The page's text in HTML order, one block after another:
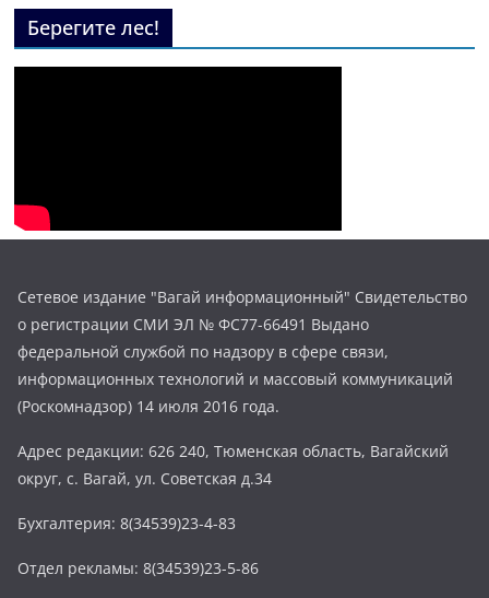
Берегите лес!
Сетевое издание "Вагай информационный" Свидетельство
о регистрации СМИ ЭЛ № ФС77-66491 Выдано
федеральной службой по надзору в сфере связи,
информационных технологий и массовый коммуникаций
(Роскомнадзор) 14 июля 2016 года.
Адрес редакции: 626 240, Тюменская область, Вагайский
округ, с. Вагай, ул. Советская д.34
Бухгалтерия: 8(34539)23-4-83
Отдел рекламы: 8(34539)23-5-86